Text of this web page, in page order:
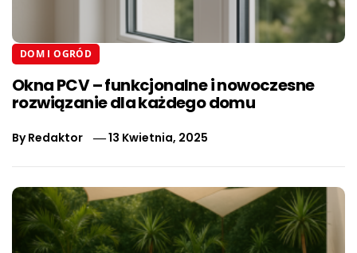
DOM I OGRÓD
Okna PCV – funkcjonalne i nowoczesne
rozwiązanie dla każdego domu
ByRedaktor 13 Kwietnia, 2025